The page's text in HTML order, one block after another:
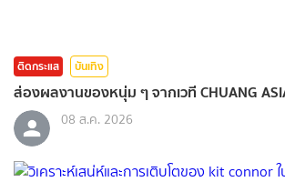
ติดกระแส บันเทิง
ส่องผลงานของหนุ่ม ๆ จากเวที CHUANG
08 ส.ค. 2026